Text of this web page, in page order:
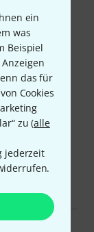
ein
was
Beispiel
das für
Cookies
zu (alle
jederzeit
Case